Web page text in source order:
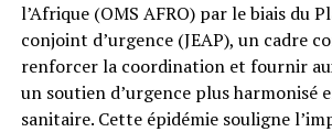
l’Afrique (OMS AFRO) par le biais du
conjoint d’urgence (JEAP), un cadre
renforcer la coordination et fournir
un soutien d’urgence plus harmonisé
sanitaire. Cette épidémie souligne